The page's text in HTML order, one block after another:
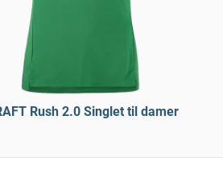
Rush 2.0 Singlet til damer